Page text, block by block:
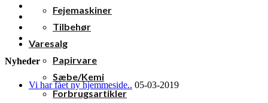
Fejemaskiner
Tilbehør
Varesalg
Papirvare
Sæbe/Kemi
Forbrugsartikler
Nyheder
Vi har fået ny hjemmeside.. 05-03-2019